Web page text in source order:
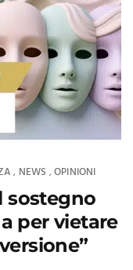
, NEWS ,OPINIONI
sostegno
per vietare